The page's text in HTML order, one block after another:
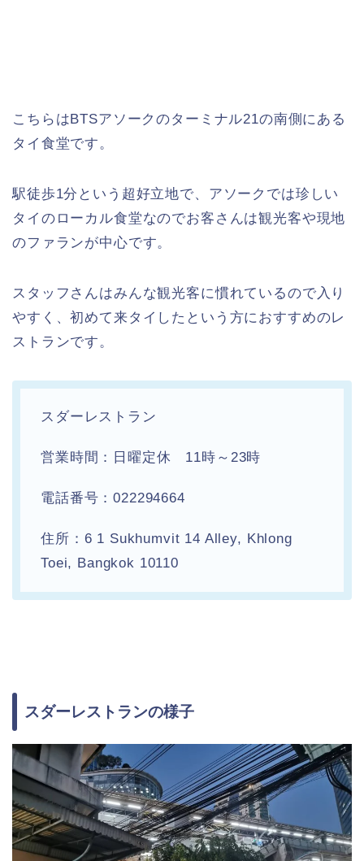
こちらはBTSアソークのターミナル21の南側にある
タイ食堂です。
駅徒歩1分という超好立地で、アソークでは珍しい
タイのローカル食堂なのでお客さんは観光客や現地
のファランが中心です。
スタッフさんはみんな観光客に慣れているので入り
やすく、初めて来タイしたという方におすすめのレ
ストランです。
スダーレストラン
営業時間：日曜定休 11時～23時
電話番号：022294664
住所：6 1 Sukhumvit 14 Alley, Khlong
Toei, Bangkok 10110
スダーレストランの様子